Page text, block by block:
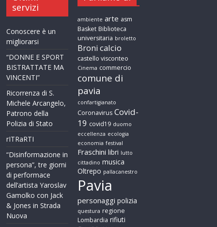
servizi
Conoscere è un
migliorarsi
“DONNE E SPORT
BISTRATTATE MA
VINCENTI”
Ricorrenza di S.
Michele Arcangelo,
Patrono della
Polizia di Stato
rITRaRTI
“Disinformazione in
persona”, tre giorni
di performace
dell’artista Yaroslav
Gamolko con Jack
& Jones in Strada
Nuova
ambiente arte asm
Basket Biblioteca
universitaria broletto
Broni calcio
castello visconteo
Cinema commercio
comune di
pavia
confartigianato
Coronavirus Covid-
19 covid19 duomo
eccellenza ecologia
economia festival
Fraschini libri lutto
cittadino musica
Oltrepo pallacanestro
Pavia
personaggi polizia
questura regione
Lombardia rifiuti